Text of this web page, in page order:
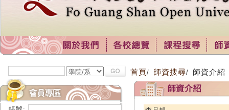
首頁/ 師資搜尋/ 師資介紹